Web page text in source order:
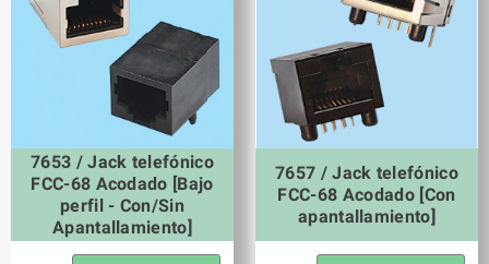
7653 / Jack telefónico
FCC-68 Acodado [Bajo
perfil - Con/Sin
Apantallamiento]
7657 / Jack telefónico
FCC-68 Acodado [Con
apantallamiento]